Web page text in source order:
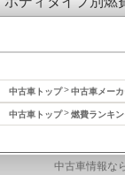
中古車トップ 中古車メー
中古車トップ 燃費ランキ
中古車情報な